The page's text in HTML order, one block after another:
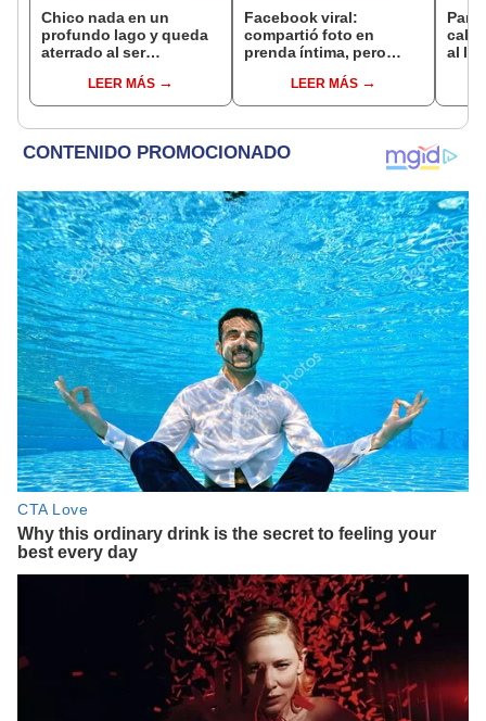
Chico nada en un
profundo lago y queda
aterrado al ser
extraña criatura [VIDEO]
LEER MÁS
Facebook viral:
compartió foto en
prenda íntima, pero
LEER MÁS
al